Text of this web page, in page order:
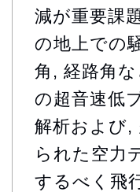
減が重要課
の地上での
角, 経路角
の超音速低
解析および,
られた空力
するべく飛